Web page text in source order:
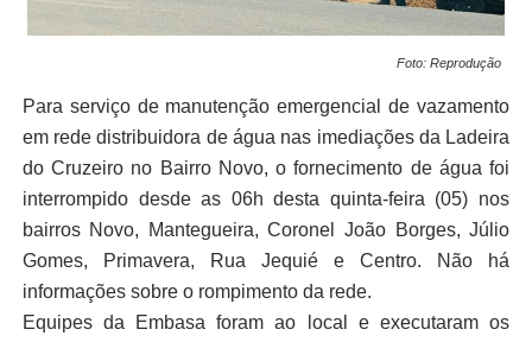
Foto: Reprodução
Para serviço de manutenção emergencial de vazamento
em rede distribuidora de água nas imediações da Ladeira
do Cruzeiro no Bairro Novo, o fornecimento de água foi
interrompido desde as 06h desta quinta-feira (05) nos
bairros Novo, Mantegueira, Coronel João Borges, Júlio
Gomes, Primavera, Rua Jequié e Centro. Não há
informações sobre o rompimento da rede.
Equipes da Embasa foram ao local e executaram os